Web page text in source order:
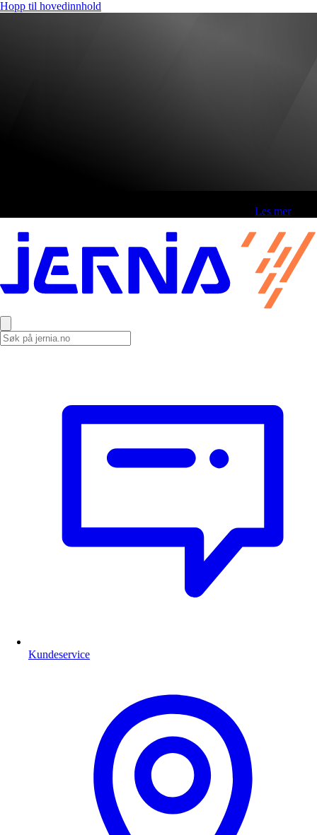
Hopp til hovedinnhold
Les mer
Kundeservice